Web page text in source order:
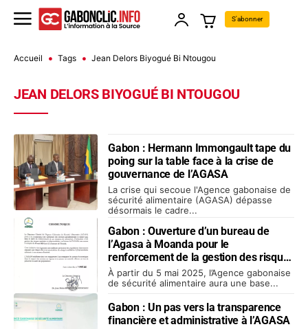
S'abonner
Accueil Tags Jean Delors Biyogué Bi Ntougou
JEAN DELORS BIYOGUÉ BI NTOUGOU
Gabon : Hermann Immongault tape du
poing sur la table face à la crise de
gouvernance de l’AGASA
La crise qui secoue l'Agence gabonaise de
sécurité alimentaire (AGASA) dépasse
désormais le cadre...
Gabon : Ouverture d’un bureau de
l’Agasa à Moanda pour le
renforcement de la gestion des risques
phytosanitaires
À partir du 5 mai 2025, l’Agence gabonaise
de sécurité alimentaire aura une base...
Gabon : Un pas vers la transparence
financière et administrative à l’AGASA